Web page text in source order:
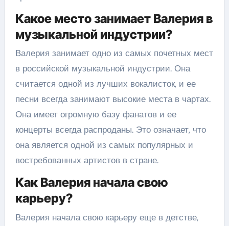
Какое место занимает Валерия в
музыкальной индустрии?
Валерия занимает одно из самых почетных мест
в российской музыкальной индустрии. Она
считается одной из лучших вокалисток, и ее
песни всегда занимают высокие места в чартах.
Она имеет огромную базу фанатов и ее
концерты всегда распроданы. Это означает, что
она является одной из самых популярных и
востребованных артистов в стране.
Как Валерия начала свою
карьеру?
Валерия начала свою карьеру еще в детстве,